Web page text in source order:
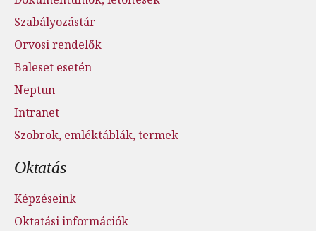
Szabályozástár
Orvosi rendelők
Baleset esetén
Neptun
Intranet
Szobrok, emléktáblák, termek
Oktatás
Képzéseink
Oktatási információk